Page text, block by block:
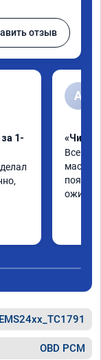
отзыв
1-
А
«Чип
Все
мастер
ожил.
OBD PCM